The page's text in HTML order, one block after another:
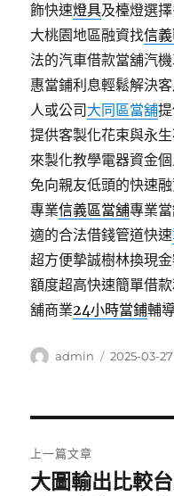
飾快速燈具及檯燈選
大桃園地區融資找信
法的汽車借款當舖汽
惠當鋪利息輕鬆解決
人或公司 大同區當舖
提供客製化花束與永
來製化教學電器資金
免向親友低頭的快速
專業信義區當舖專業
適的合法借錢管道快速
超方便摯誠樹林換現
額度超高快速簡單借
舖商業24小時當鋪輔
作
admin
發
2025-03-27
章
上一篇文章
上
大圖輸出比較